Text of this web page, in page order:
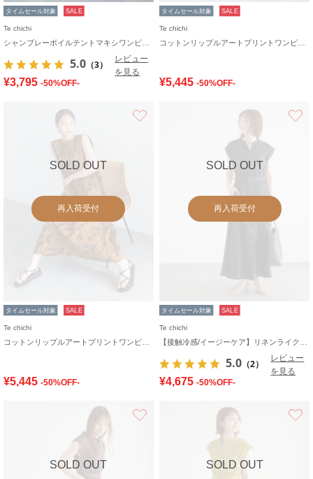
タイムセール対象 SALE
Te chichi
5.0 （3）
レビュー
を見る
¥3,795 -50%OFF-
タイムセール対象 SALE
Te chichi
¥5,445 -50%OFF-
SOLD OUT
再入荷受付
タイムセール対象 SALE
Te chichi
¥5,445 -50%OFF-
SOLD OUT
再入荷受付
タイムセール対象 SALE
Te chichi
5.0 （2）
レビュー
を見る
¥4,675 -50%OFF-
SOLD OUT SOLD OUT